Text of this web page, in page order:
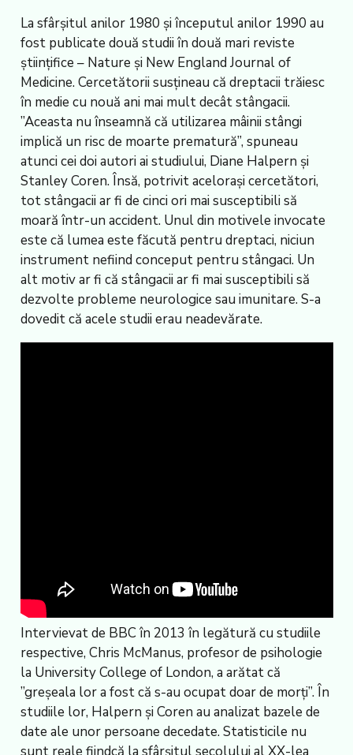
La sfârșitul anilor 1980 și începutul anilor 1990 au
fost publicate două studii în două mari reviste
științifice – Nature și New England Journal of
Medicine. Cercetătorii susțineau că dreptacii trăiesc
în medie cu nouă ani mai mult decât stângacii.
”Aceasta nu înseamnă că utilizarea mâinii stângi
implică un risc de moarte prematură”, spuneau
atunci cei doi autori ai studiului, Diane Halpern și
Stanley Coren. Însă, potrivit acelorași cercetători,
tot stângacii ar fi de cinci ori mai susceptibili să
moară într-un accident. Unul din motivele invocate
este că lumea este făcută pentru dreptaci, niciun
instrument nefiind conceput pentru stângaci. Un
alt motiv ar fi că stângacii ar fi mai susceptibili să
dezvolte probleme neurologice sau imunitare. S-a
dovedit că acele studii erau neadevărate.
Intervievat de BBC în 2013 în legătură cu studiile
respective, Chris McManus, profesor de psihologie
la University College of London, a arătat că
”greșeala lor a fost că s-au ocupat doar de morți”. În
studiile lor, Halpern și Coren au analizat bazele de
date ale unor persoane decedate. Statisticile nu
sunt reale fiindcă la sfârșitul secolului al XX-lea